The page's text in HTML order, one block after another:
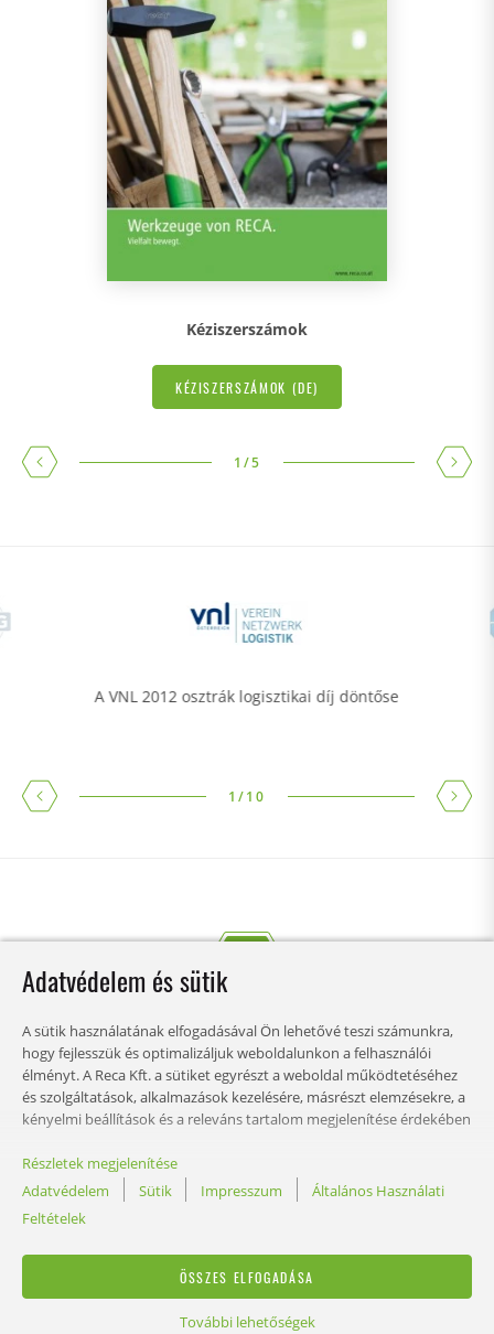
Kéziszerszámok
KÉZISZERSZÁMOK (DE)
1 /5
A VNL 2012 osztrák logisztikai díj döntőse
1 /10
TARTALOM
JOG
Adatvédelem és sütik
A sütik használatának elfogadásával Ön lehetővé teszi számunkra,
hogy fejlesszük és optimalizáljuk weboldalunkon a felhasználói
élményt. A Reca Kft. a sütiket egyrészt a weboldal működtetéséhez
és szolgáltatások, alkalmazások kezelésére, másrészt elemzésekre, a
kényelmi beállítások és a releváns tartalom megjelenítése érdekében
engedélyezni a sütik használatát és személyre szabhatja az adat
felhasználási beállításokat. A beállításokat bármikor igény szerint
Részletek megjelenítése
Adatvédelem
Sütik Impresszum
Általános Használati
Feltételek
ÖSSZES ELFOGADÁSA
További lehetőségek